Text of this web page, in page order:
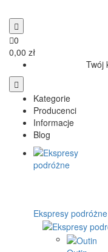
0
0,00 zł
Twój
Kategorie
Producenci
Informacje
Blog
Ekspresy podróżne